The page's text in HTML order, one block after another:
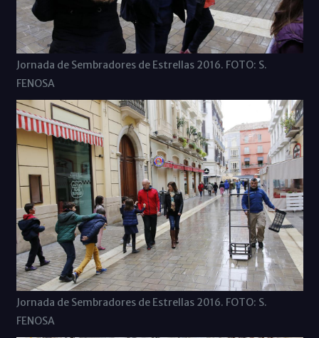
Jornada de Sembradores de Estrellas 2016. FOTO: S.
FENOSA
Jornada de Sembradores de Estrellas 2016. FOTO: S.
FENOSA